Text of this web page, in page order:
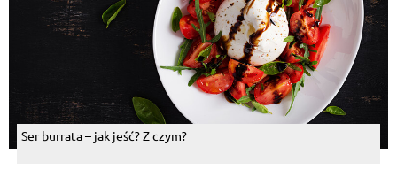
Ser burrata – jak jeść? Z czym?